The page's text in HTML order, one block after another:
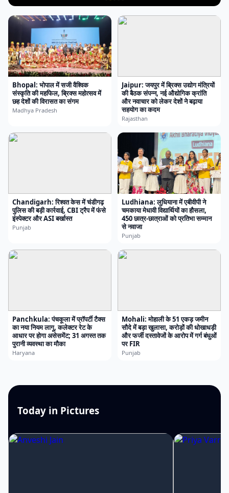
Bhopal: भोपाल में सजी वैश्विक
संस्कृति की महफिल, ब्रिक्स महोत्सव में
छह देशों की विरासत का संगम
Madhya Pradesh
Jaipur: जयपुर में ब्रिक्स उद्योग मंत्रियों
की बैठक संपन्न, नई औद्योगिक क्रांति
और नवाचार को लेकर देशों ने बढ़ाया
सहयोग का कदम
Rajasthan
Chandigarh: रिश्वत केस में चंडीगढ़
पुलिस की बड़ी कार्रवाई, CBI ट्रैप में फंसे
इंस्पेक्टर और ASI बर्खास्त
Punjab
Ludhiana: लुधियाना में एबीवीपी ने
चमकाया मेधावी विद्यार्थियों का हौसला,
450 छात्र-छात्राओं को प्रतिभा सम्मान
से नवाजा
Punjab
Panchkula: पंचकूला में प्रॉपर्टी टैक्स
का नया नियम लागू, कलेक्टर रेट के
आधार पर होगा असेसमेंट; 31 अगस्त तक
पुरानी व्यवस्था का मौका
Haryana
Mohali: मोहाली के 51 एकड़ जमीन
सौदे में बड़ा खुलासा, करोड़ों की धोखाधड़ी
और फर्जी दस्तावेजों के आरोप में गर्ग बंधुओं
पर FIR
Punjab
Today in Pictures